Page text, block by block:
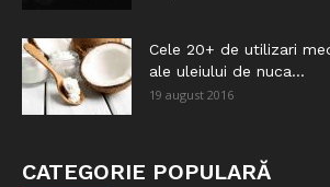
Cele 20+ de utilizari
ale uleiului de nuca...
19 august 2016
CATEGORIE POPULARĂ